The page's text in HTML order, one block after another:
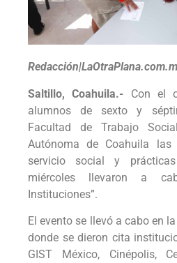
Saltillo, Coahuila.- Con el
alumnos de sexto y
Facultad de Trabajo
Autónoma de Coahuila
servicio social y
miércoles llevaron a
Instituciones”.
El evento se llevó a cabo en
donde se dieron cita
GIST México, Cinépolis,